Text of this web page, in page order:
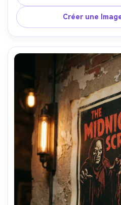
film, texture papier réaliste de
humoreuse, prise sur Sony
réalisme d'impression
Créer une